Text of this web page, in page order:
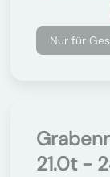
Nur für
21.0t -